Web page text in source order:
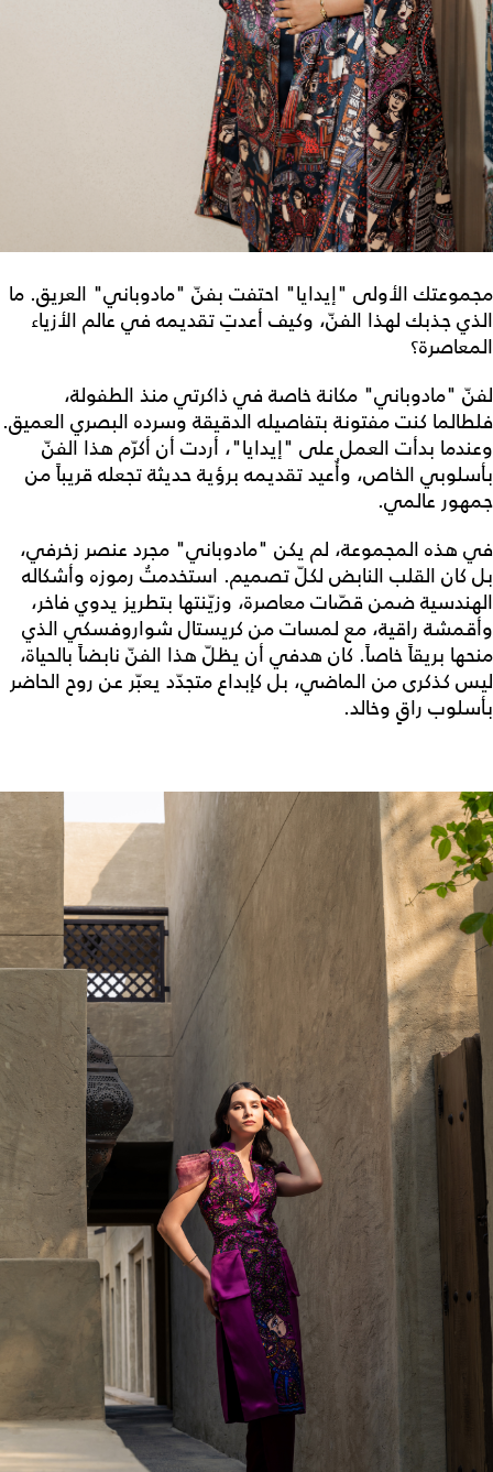
مجموعتك الأولى "إيدايا" احتفت بفنّ "مادوباني" العريق. ما
الذي جذبك لهذا الفنّ، وكيف أعدتِ تقديمه في عالم الأزياء
المعاصرة؟
لفنّ "مادوباني" مكانة خاصة في ذاكرتي منذ الطفولة،
فلطالما كنت مفتونة بتفاصيله الدقيقة وسرده البصري العميق.
وعندما بدأت العمل على "إيدايا"، أردت أن أكرّم هذا الفنّ
بأسلوبي الخاص، وأُعيد تقديمه برؤية حديثة تجعله قريباً من
جمهور عالمي.
في هذه المجموعة، لم يكن "مادوباني" مجرد عنصر زخرفي،
بل كان القلب النابض لكلّ تصميم. استخدمتُ رموزه وأشكاله
الهندسية ضمن قصّات معاصرة، وزيّنتها بتطريز يدوي فاخر،
وأقمشة راقية، مع لمسات من كريستال شواروفسكي الذي
منحها بريقاً خاصاً. كان هدفي أن يظلّ هذا الفنّ نابضاً بالحياة،
ليس كذكرى من الماضي، بل كإبداع متجدّد يعبّر عن روح الحاضر
بأسلوب راقٍ وخالد.